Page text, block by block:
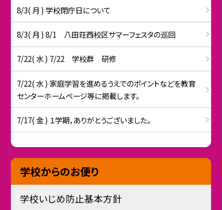
8/3( 月 ) 学校閉庁日について
8/3( 月 ) 8/1 八田荘西校区サマーフェスタの巡回
7/22( 水 ) 7/22 学校群 研修
7/22( 水 ) 家庭学習を進めるうえでのポイントなどを教育
センターホームページ等に掲載します。
7/17( 金 ) １学期，ありがとうございました。
学校からのお便り
学校いじめ防止基本方針